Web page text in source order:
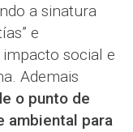
a sinatura
e
impacto social e
Ademais
o punto de
ambiental para